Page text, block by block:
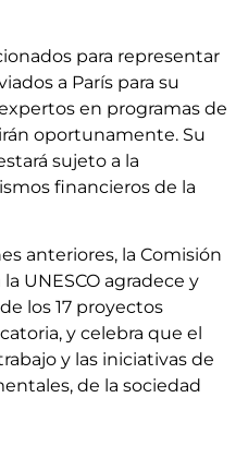
para representar
a París para su
en programas de
oportunamente. Su
sujeto a la
financieros de la
anteriores, la Comisión
UNESCO agradece y
los 17 proyectos
y celebra que el
y las iniciativas de
de la sociedad